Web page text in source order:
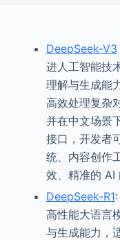
DeepSeek-V3
进人工智能技
理解与生成能
高效处理复杂
并在中文场景
接口，开发者
统、内容创作
效、精准的 AI
DeepSeek-R1
高性能大语言
与生成能力，